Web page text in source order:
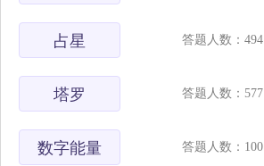
占星 答题人数：494
塔罗 答题人数：577
数字能量 答题人数：100